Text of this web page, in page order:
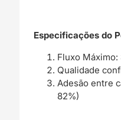
Especificações do
Fluxo
Qualidade
Adesão entre
82%)